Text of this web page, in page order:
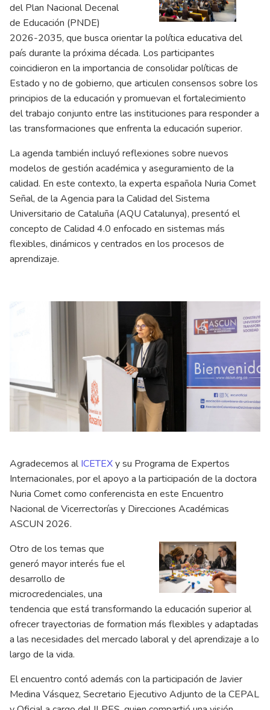
del Plan Nacional Decenal
de Educación (PNDE)
2026-2035, que busca orientar la política educativa del
país durante la próxima década. Los participantes
coincidieron en la importancia de consolidar políticas de
Estado y no de gobierno, que articulen consensos sobre los
principios de la educación y promuevan el fortalecimiento
del trabajo conjunto entre las instituciones para responder a
las transformaciones que enfrenta la educación superior.
La agenda también incluyó reflexiones sobre nuevos
modelos de gestión académica y aseguramiento de la
calidad. En este contexto, la experta española Nuria Comet
Señal, de la Agencia para la Calidad del Sistema
Universitario de Cataluña (AQU Catalunya), presentó el
concepto de Calidad 4.0 enfocado en sistemas más
flexibles, dinámicos y centrados en los procesos de
aprendizaje.
Agradecemos alICETEXy su Programa de Expertos
Internacionales, por el apoyo a la participación de la doctora
Nuria Comet como conferencista en este Encuentro
Nacional de Vicerrectorías y Direcciones Académicas
ASCUN 2026.
Otro de los temas que
generó mayor interés fue el
desarrollo de
microcredenciales, una
tendencia que está transformando la educación superior al
ofrecer trayectorias de formation más flexibles y adaptadas
a las necesidades del mercado laboral y del aprendizaje a lo
largo de la vida.
El encuentro contó además con la participación de Javier
Medina Vásquez, Secretario Ejecutivo Adjunto de la CEPAL